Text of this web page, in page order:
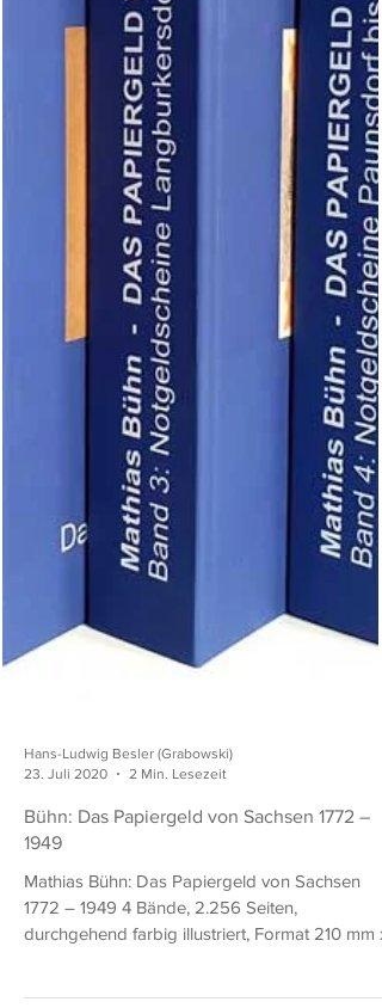
23. Juli 2020
2 Min. Lesezeit
1949
Mathias Bühn: Das Papiergeld von Sachsen